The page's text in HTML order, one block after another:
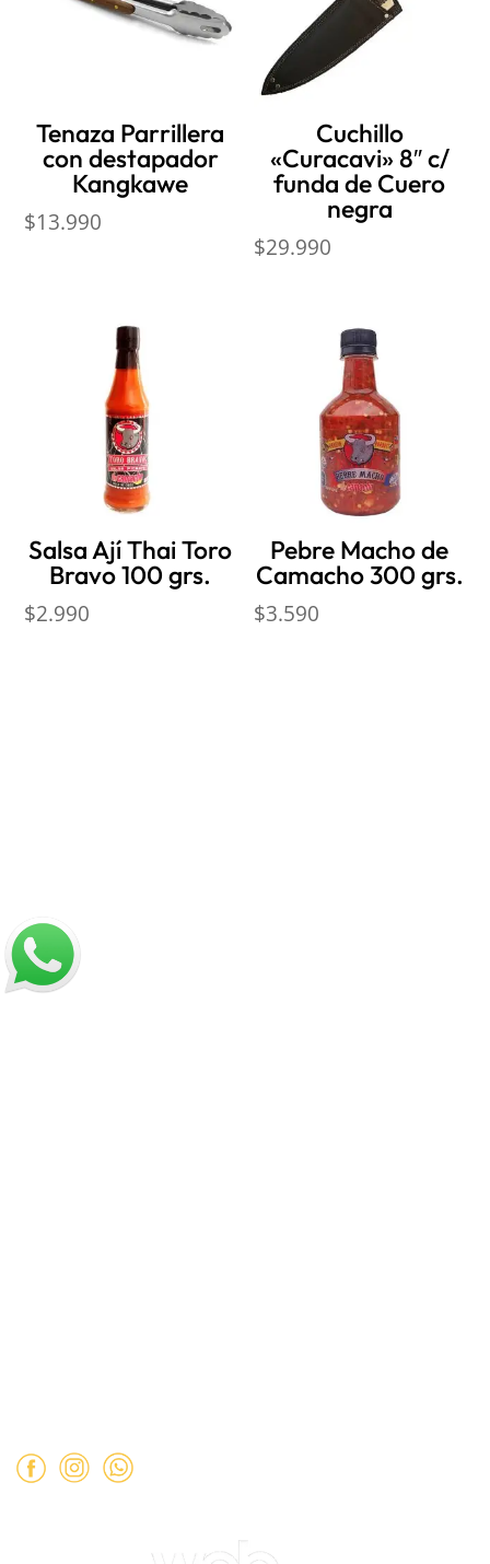
Tenaza Parrillera
con destapador
Kangkawe
$13.990
Cuchillo
«Curacavi» 8″ c/
funda de Cuero
negra
$29.990
Salsa Ají Thai Toro
Bravo 100 grs.
$2.990
Pebre Macho de
Camacho 300 grs.
$3.590
Contacto